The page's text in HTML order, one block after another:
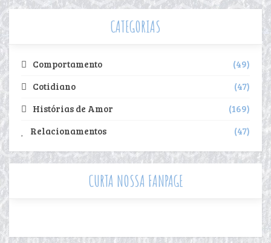
CATEGORIAS
Comportamento
49
Cotidiano
47
Histórias de Amor
169
Relacionamentos
47
CURTA NOSSA FANPAGE